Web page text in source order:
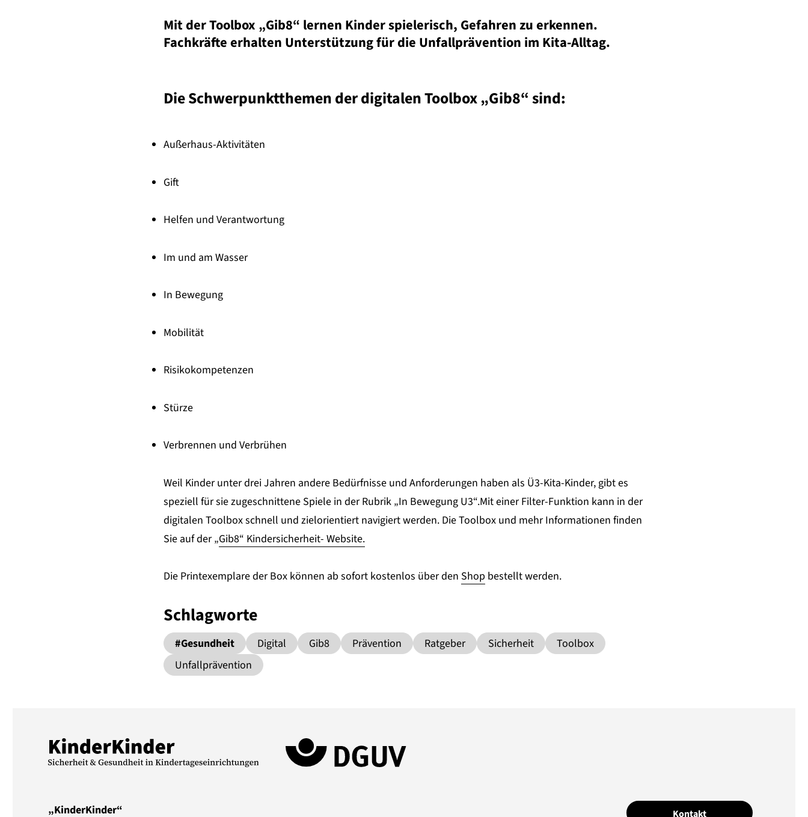
Mit der Toolbox „Gib8“ lernen Kinder spielerisch, Gefahren zu erkennen.
Fachkräfte erhalten Unterstützung für die Unfallprävention im Kita-Alltag.
Die Schwerpunktthemen der digitalen Toolbox „Gib8“ sind:
Außerhaus-Aktivitäten
Gift
Helfen und Verantwortung
Im und am Wasser
In Bewegung
Mobilität
Risikokompetenzen
Stürze
Verbrennen und Verbrühen
Weil Kinder unter drei Jahren andere Bedürfnisse und Anforderungen haben als Ü3-Kita-Kinder, gibt es
speziell für sie zugeschnittene Spiele in der Rubrik „In Bewegung U3“.Mit einer Filter-Funktion kann in der
digitalen Toolbox schnell und zielorientiert navigiert werden. Die Toolbox und mehr Informationen finden
Sie auf der „Gib8“ Kindersicherheit- Website.
Die Printexemplare der Box können ab sofort kostenlos über den Shop bestellt werden.
Schlagworte
#Gesundheit Digital Gib8 Prävention Ratgeber Sicherheit
Toolbox
Unfallprävention
„KinderKinder“ Kontakt